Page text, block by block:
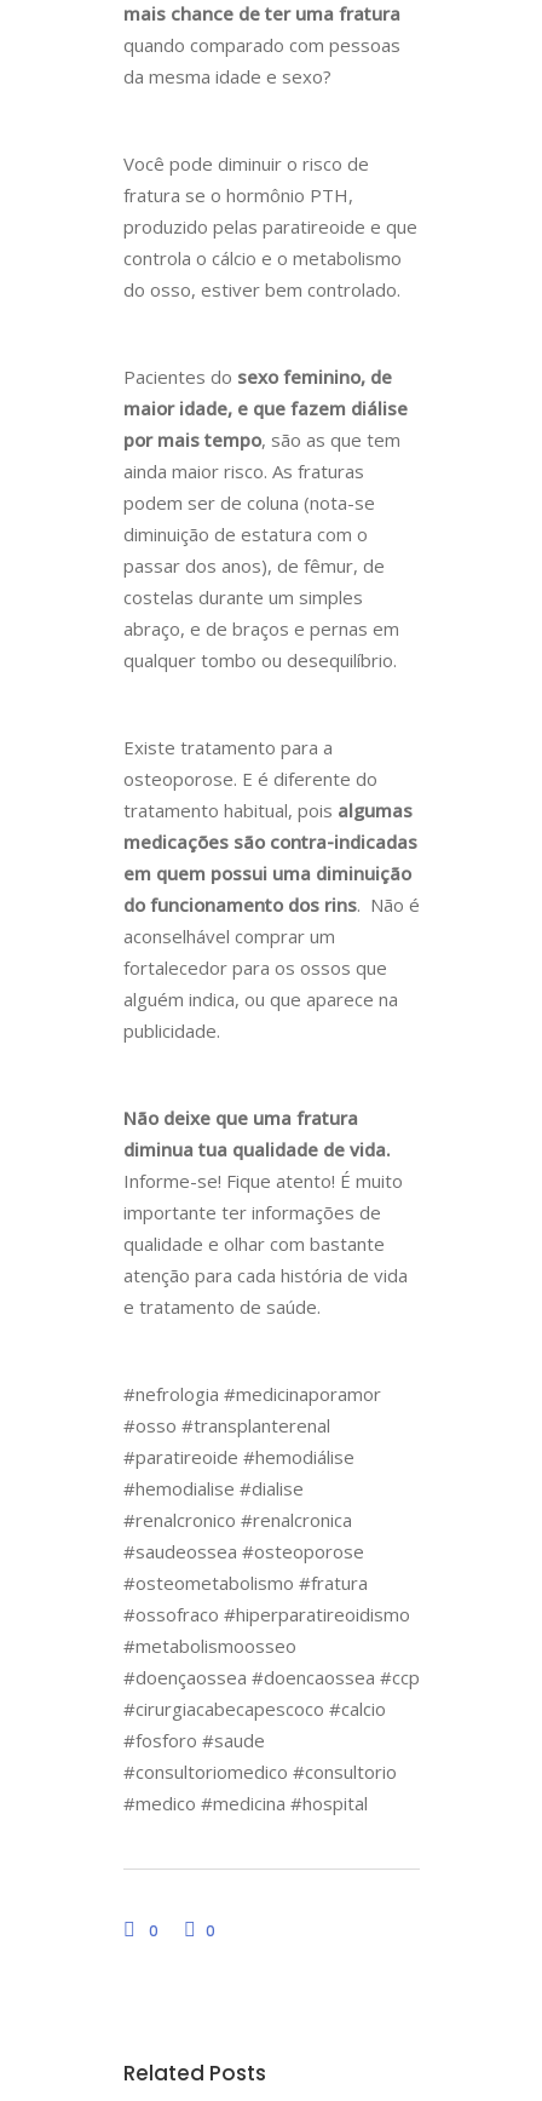
mais chance de ter uma fratura
quando comparado com pessoas
da mesma idade e sexo?
Você pode diminuir o risco de
fratura se o hormônio PTH,
produzido pelas paratireoide e que
controla o cálcio e o metabolismo
do osso, estiver bem controlado.
Pacientes do sexo feminino, de
maior idade, e que fazem diálise
por mais tempo, são as que tem
ainda maior risco. As fraturas
podem ser de coluna (nota-se
diminuição de estatura com o
passar dos anos), de fêmur, de
costelas durante um simples
abraço, e de braços e pernas em
qualquer tombo ou desequilíbrio.
Existe tratamento para a
osteoporose. E é diferente do
tratamento habitual, pois algumas
medicações são contra-indicadas
em quem possui uma diminuição
do funcionamento dos rins. Não é
aconselhável comprar um
fortalecedor para os ossos que
alguém indica, ou que aparece na
publicidade.
Não deixe que uma fratura
diminua tua qualidade de vida.
Informe-se! Fique atento! É muito
importante ter informações de
qualidade e olhar com bastante
atenção para cada história de vida
e tratamento de saúde.
#nefrologia #medicinaporamor
#osso #transplanterenal
#paratireoide #hemodiálise
#hemodialise #dialise
#renalcronico #renalcronica
#saudeossea #osteoporose
#osteometabolismo #fratura
#ossofraco #hiperparatireoidismo
#metabolismoosseo
#doençaossea #doencaossea #ccp
#cirurgiacabecapescoco #calcio
#fosforo #saude
#consultoriomedico #consultorio
#medico #medicina #hospital
0 0
Related Posts